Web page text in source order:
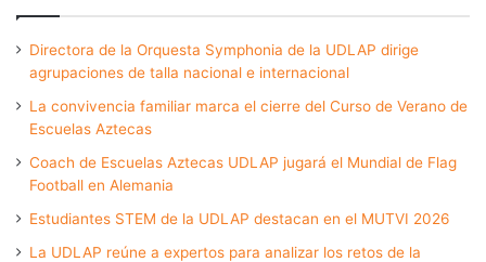
Directora de la Orquesta Symphonia de la UDLAP dirige
agrupaciones de talla nacional e internacional
La convivencia familiar marca el cierre del Curso de Verano de
Escuelas Aztecas
Coach de Escuelas Aztecas UDLAP jugará el Mundial de Flag
Football en Alemania
Estudiantes STEM de la UDLAP destacan en el MUTVI 2026
La UDLAP reúne a expertos para analizar los retos de la